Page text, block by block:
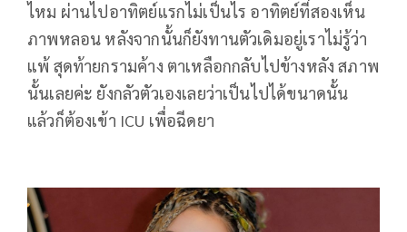
ไหม ผ่านไปอาทิตย์แรกไม่เป็นไร อาทิตย์ที่สองเห็น
ภาพหลอน หลังจากนั้นก็ยังทานตัวเดิมอยู่เราไม่รู้ว่า
แพ้ สุดท้ายกรามค้าง ตาเหลือกกลับไปข้างหลัง สภาพ
นั้นเลยค่ะ ยังกลัวตัวเองเลยว่าเป็นไปได้ขนาดนั้น
แล้วก็ต้องเข้า ICU เพื่อฉีดยา